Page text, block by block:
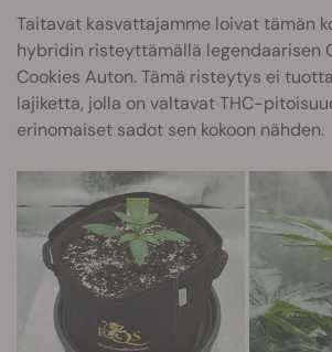
Taitavat kasvattajamme loivat tämän
hybridin risteyttämällä legendaarisen
Cookies Auton. Tämä risteytys ei
lajiketta, jolla on valtavat THC-
erinomaiset sadot sen kokoon nähden.